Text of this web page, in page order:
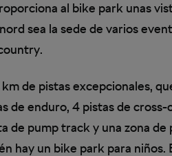
al bike park unas
sea la sede de varios
de pistas excepcionales,
de enduro, 4 pistas de
de pump track y una zona
hay un bike park para